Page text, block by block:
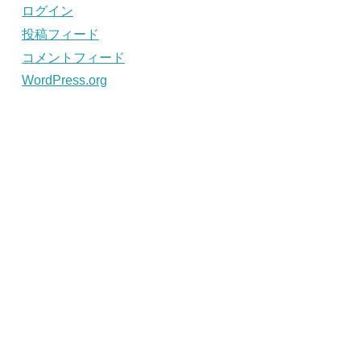
ログイン
投稿フィード
コメントフィード
WordPress.org